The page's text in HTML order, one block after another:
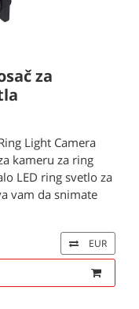
za
Light Camera
kameru za ring
LED ring svetlo za
vam da snimate
EUR